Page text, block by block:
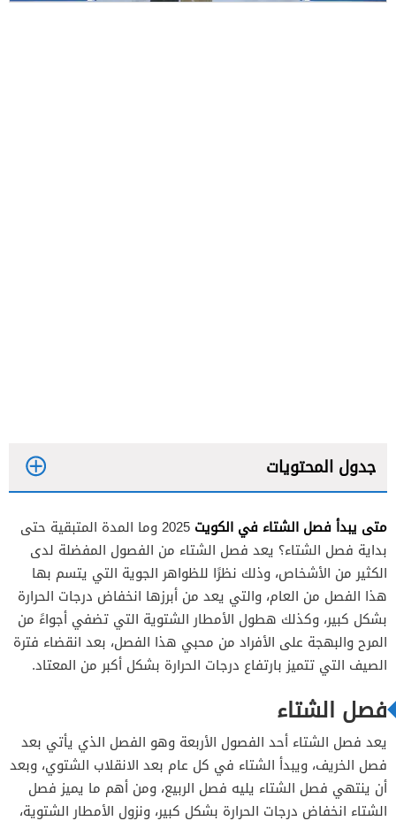
جدول المحتويات
متى يبدأ فصل الشتاء في الكويت
2025 وما المدة المتبقية حتى
بداية فصل الشتاء؟ يعد فصل الشتاء من الفصول المفضلة لدى
الكثير من الأشخاص، وذلك نظرًا للظواهر الجوية التي يتسم بها
هذا الفصل من العام، والتي يعد من أبرزها انخفاض درجات الحرارة
بشكل كبير، وكذلك هطول الأمطار الشتوية التي تضفي أجواءً من
المرح والبهجة على الأفراد من محبي هذا الفصل، بعد انقضاء فترة
الصيف التي تتميز بارتفاع درجات الحرارة بشكل أكبر من المعتاد.
فصل الشتاء
يعد فصل الشتاء أحد الفصول الأربعة وهو الفصل الذي يأتي بعد
فصل الخريف، ويبدأ الشتاء في كل عام بعد الانقلاب الشتوي، وبعد
أن ينتهي فصل الشتاء يليه فصل الربيع، ومن أهم ما يميز فصل
الشتاء انخفاض درجات الحرارة بشكل كبير، ونزول الأمطار الشتوية،